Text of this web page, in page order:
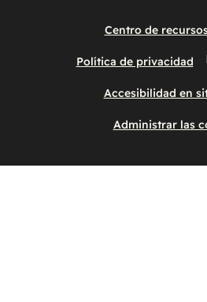
Centro de
Política de privacidad
Accesibilidad en
Administrar las